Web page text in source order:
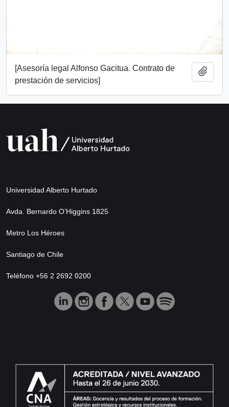
[Asesoría legal Alfonso Gacitua. Contrato de
prestación de servicios]
Universidad Alberto Hurtado
Avda. Bernardo O’Higgins 1825
Metro Los Héroes
Santiago de Chile
Teléfono +56 2 2692 0200